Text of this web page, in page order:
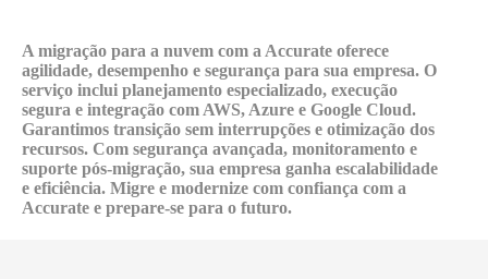
A migração para a nuvem com a Accurate oferece
agilidade, desempenho e segurança para sua empresa. O
serviço inclui planejamento especializado, execução
segura e integração com AWS, Azure e Google Cloud.
Garantimos transição sem interrupções e otimização dos
recursos. Com segurança avançada, monitoramento e
suporte pós-migração, sua empresa ganha escalabilidade
e eficiência. Migre e modernize com confiança com a
Accurate e prepare-se para o futuro.